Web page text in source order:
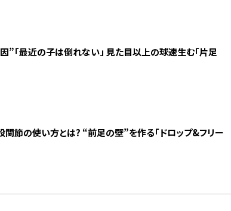
”「最近の子は倒れない」 見た目以上の球速生む「片足
節の使い方とは? “前足の壁”を作る「ドロップ&フリー